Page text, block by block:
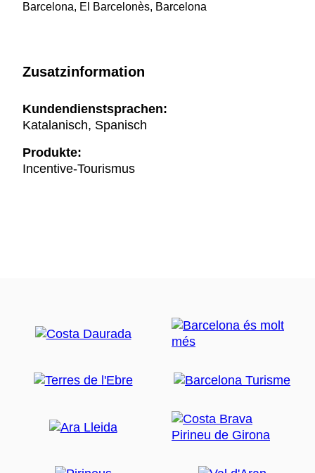
Barcelona, El Barcelonès, Barcelona
Zusatzinformation
Kundendienstsprachen:
Katalanisch, Spanisch
Produkte:
Incentive-Tourismus